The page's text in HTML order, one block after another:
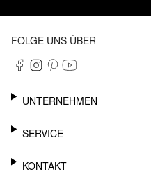
FOLGE UNS ÜBER
UNTERNEHMEN
KARRIERE
SERVICE
NEWSLETTER
KONTAKT